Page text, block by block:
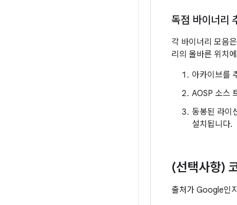
독점 바이너리
각 바이너리 모음
리의 올바른 위치
아카이브를
AOSP 소스
동봉된 라이
설치됩니다.
(선택사항)
출처가 Google인